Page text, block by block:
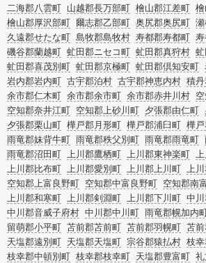
二海郡八雲町 山越郡長万部町 檜山郡江差町
檜山郡厚沢部町 爾志郡乙部町 奥尻郡奥尻町
久遠郡せたな町 島牧郡島牧村 寿都郡寿都町
磯谷郡蘭越町 虻田郡ニセコ町 虻田郡真狩村
虻田郡喜茂別町 虻田郡京極町 虻田郡倶知安町
岩内郡岩内町 古宇郡泊村 古宇郡神恵内村 積
余市郡仁木町 余市郡余市町 余市郡赤井川村
空知郡奈井江町 空知郡上砂川町 夕張郡由仁町
夕張郡栗山町 樺戸郡月形町 樺戸郡浦臼町 樺
雨竜郡妹背牛町 雨竜郡秩父別町 雨竜郡雨竜町
雨竜郡沼田町 上川郡鷹栖町 上川郡東神楽町
上川郡比布町 上川郡愛別町 上川郡上川町 上
空知郡上富良野町 空知郡中富良野町 空知郡南
上川郡和寒町 上川郡剣淵町 上川郡下川町 中
中川郡音威子府村 中川郡中川町 雨竜郡幌加内
留萌郡小平町 苫前郡苫前町 苫前郡羽幌町 苫
天塩郡遠別町 天塩郡天塩町 宗谷郡猿払村 枝
枝幸郡中頓別町 枝幸郡枝幸町 天塩郡豊富町